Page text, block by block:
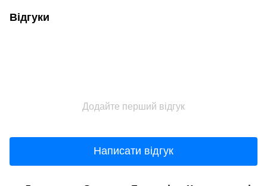
Відгуки
Додайте перший відгук
Написати відгук